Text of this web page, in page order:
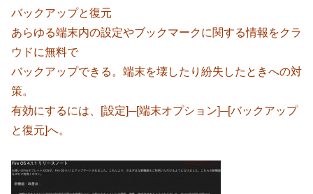
バックアップと復元
あらゆる端末内の設定やブックマークに関する情報をクラ
ウドに無料で
バックアップできる。端末を壊したり紛失したときへの対
策。
有効にするには、[設定]─[端末オプション]─[バックアップ
と復元]へ。